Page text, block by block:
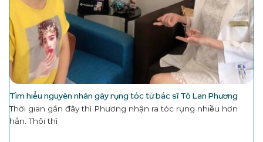
Tìm hiểu nguyên nhân gây rụng tóc từ bác sĩ Tô Lan Phương
Thời gian gần đây thì Phương nhận ra tóc rụng nhiều hơn
hẳn. Thôi thì